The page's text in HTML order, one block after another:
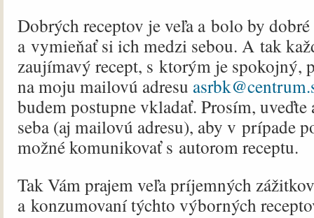
Dobrých receptov je veľa a bolo by
a vymieňať si ich medzi sebou. A tak
zaujímavý recept, s ktorým je spokojný,
na moju mailovú adresu
budem postupne vkladať. Prosím, uveďte
seba (aj mailovú adresu), aby v prípade
možné komunikovať s autorom receptu.
Tak Vám prajem veľa príjemných
a konzumovaní týchto výborných